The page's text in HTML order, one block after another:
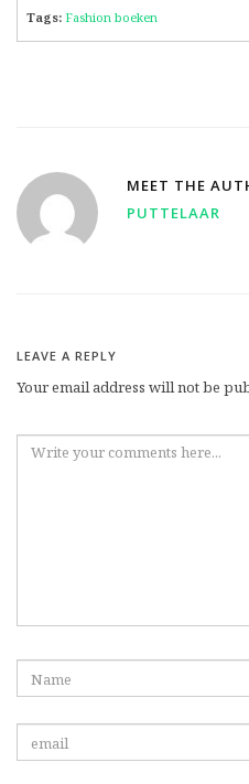
Tags: Fashion boeken
MEET THE
PUTTELAAR
LEAVE A REPLY
Your email address will not be